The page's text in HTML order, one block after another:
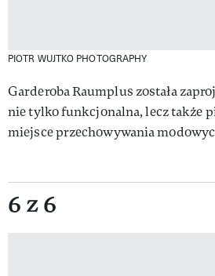
PIOTR WUJTKO PHOTOGRAPHY
Garderoba Raumplus została
nie tylko funkcjonalna, lecz także
miejsce przechowywania
6 z 6